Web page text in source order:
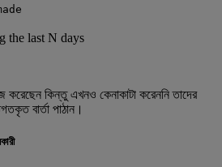
the last N days
করেছেন কিন্তু এখনও কেনাকাটা করেননি তাদের
বার্তা পাঠান।